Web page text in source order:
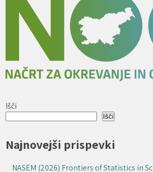
Išči
Išči
Najnovejši prispevki
NASEM (2026) Frontiers of Statistics in